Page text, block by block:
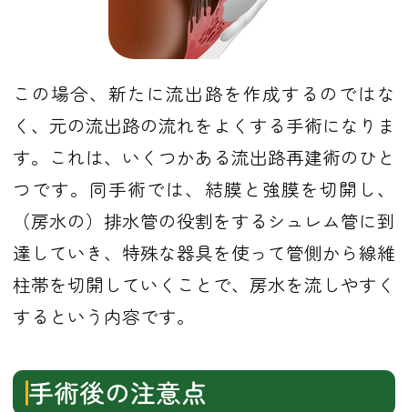
この場合、新たに流出路を作成するのではな
く、元の流出路の流れをよくする手術になりま
す。これは、いくつかある流出路再建術のひと
つです。同手術では、結膜と強膜を切開し、
（房水の）排水管の役割をするシュレム管に到
達していき、特殊な器具を使って管側から線維
柱帯を切開していくことで、房水を流しやすく
するという内容です。
手術後の注意点